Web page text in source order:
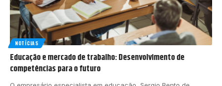
NOTÍCIAS
Educação e mercado de trabalho: Desenvolvimento de
competências para o futuro